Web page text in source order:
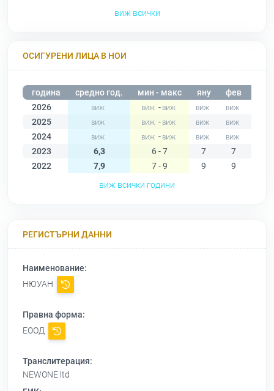
виж всички
ОСИГУРЕНИ ЛИЦА В НОИ
година средно год. мин - макс яну фев
2026
-
2025
-
2024
-
2023
6,3 6 - 7 7 7
2022
7,9 7 - 9 9 9
виж всички години
РЕГИСТЪРНИ ДАННИ
Наименование:
НЮУАН
Правна форма:
ЕООД
Транслитерация:
NEWONE ltd